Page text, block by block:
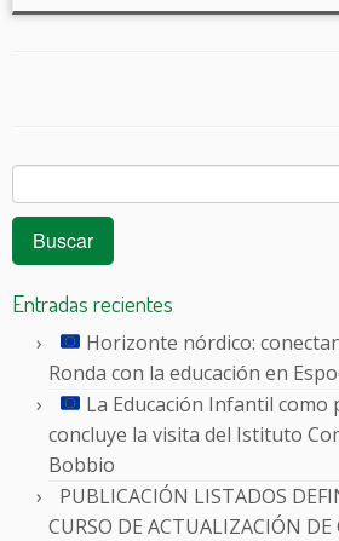
Buscar:
Entradas recientes
Horizonte nórdico:
Ronda con la educación en
La Educación Infantil como
concluye la visita del Istituto
Bobbio
PUBLICACIÓN LISTADOS
CURSO DE ACTUALIZACIÓN DE